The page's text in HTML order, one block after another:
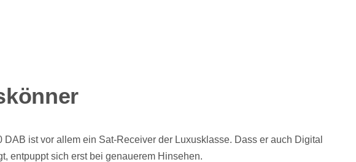
DAB ist vor allem ein Sat-Receiver der Luxusklasse. Dass er auch Digital
entpuppt sich erst bei genauerem Hinsehen.